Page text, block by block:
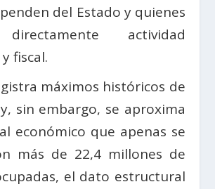
del Estado y quienes
actividad
fiscal.
máximos históricos de
sin embargo, se aproxima
económico que apenas se
más de 22,4 millones de
el dato estructural